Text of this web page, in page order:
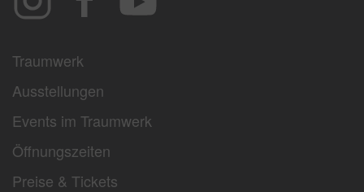
Traumwerk
Ausstellungen
Events im Traumwerk
Öffnungszeiten
Preise & Tickets